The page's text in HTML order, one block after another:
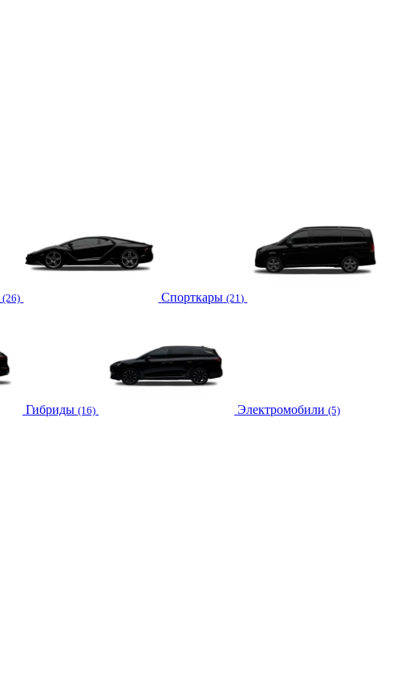
(26) Спорткары (21)
Гибриды (16) Электромобили (5)